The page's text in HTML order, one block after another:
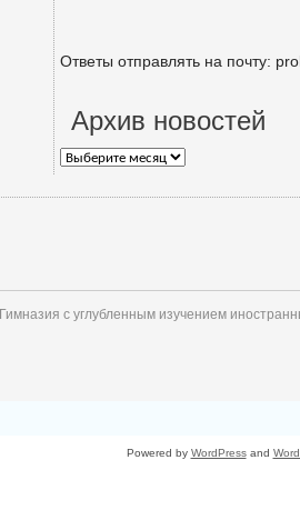
Ответы отправлять на почту:
Архив новостей
Архив
Гимназия с углубленным изучением
Powered by WordPressand